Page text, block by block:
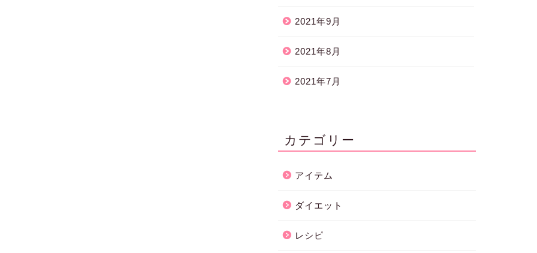
2021年9月
2021年8月
2021年7月
カテゴリー
アイテム
ダイエット
レシピ